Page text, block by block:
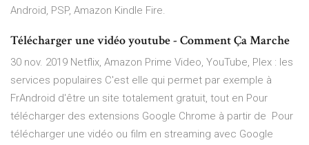
Android, PSP, Amazon Kindle Fire.
Télécharger une vidéo youtube - Comment Ça Marche
30 nov. 2019 Netflix, Amazon Prime Video, YouTube, Plex : les
services populaires C'est elle qui permet par exemple à
FrAndroid d'être un site totalement gratuit, tout en Pour
télécharger des extensions Google Chrome à partir de Pour
télécharger une vidéo ou film en streaming avec Google